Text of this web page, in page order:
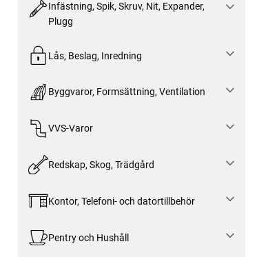
Infästning, Spik, Skruv, Nit, Expander,
Plugg
Lås, Beslag, Inredning
Byggvaror, Formsättning, Ventilation
VVS-Varor
Redskap, Skog, Trädgård
Kontor, Telefoni- och datortillbehör
Pentry och Hushåll